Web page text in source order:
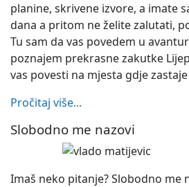
planine, skrivene izvore, a imate
dana a pritom ne želite zalutati,
Tu sam da vas povedem u
poznajem prekrasne zakutke
vas povesti na mjesta gdje
Pročitaj više...
Slobodno me nazovi
Imaš neko pitanje? Slobodno me